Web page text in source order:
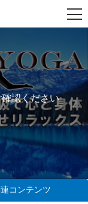
認ください
コンテンツ